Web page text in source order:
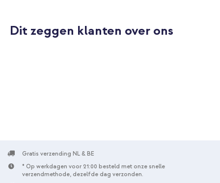
1,5 meter - Bolt Black
Dit zeggen klanten over ons
Gratis verzending NL & BE
* Op werkdagen voor 21:00 besteld met onze snelle
verzendmethode, dezelfde dag verzonden.